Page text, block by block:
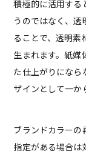
積極的に活用する
うのではなく、
ることで、透明素
生まれます。紙媒
た仕上がりになら
ザインとして一か
ブランドカラーの
指定がある場合は